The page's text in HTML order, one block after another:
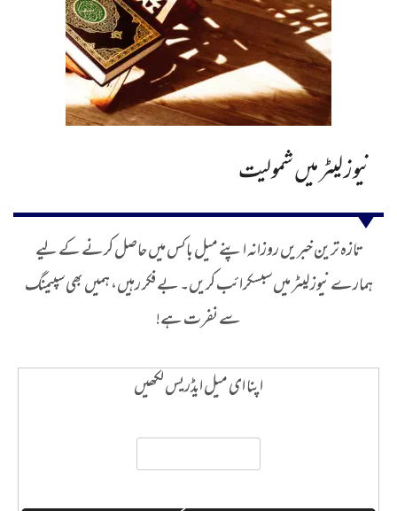
نیوز لیٹر میں شمولیت
تازہ ترین خبریں روزانہ اپنے میل باکس میں حاصل کرنے کے لیے
ہمارے نیوز لیٹر میں سبسکرائب کریں۔ بے فکر رہیں، ہمیں بھی سپیمنگ
سے نفرت ہے!
اپنا ای میل ایڈریس لکھیں